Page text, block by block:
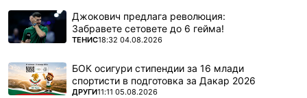
Джокович предлага революция:
Забравете сетовете до 6 гейма!
ПОВЕЧЕ ОТ
ТЕНИС18:32 04.08.2026
БОК осигури стипендии за 16 млади
спортисти в подготовка за Дакар 2026
ПОВЕЧЕ ОТ
ДРУГИ11:11 05.08.2026